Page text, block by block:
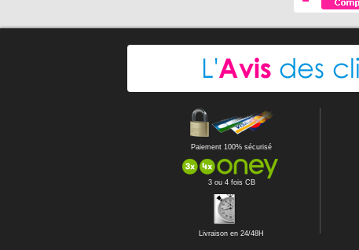
Paiement 100% sécurisé
3 ou 4 fois CB
Livraison en 24/48H